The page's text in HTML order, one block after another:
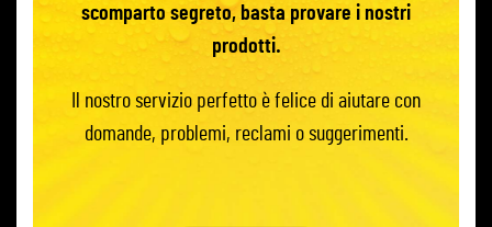
scomparto segreto, basta provare i nostri
prodotti.
Il nostro servizio perfetto è felice di aiutare con
domande, problemi, reclami o suggerimenti.